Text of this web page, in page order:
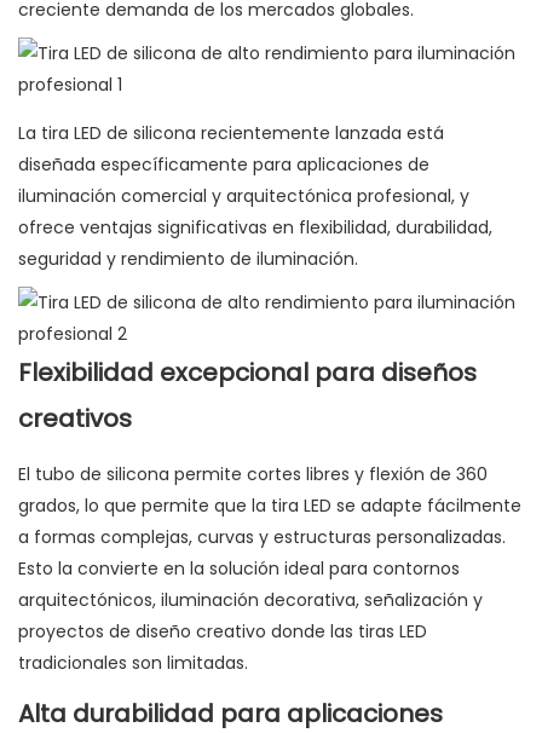
creciente demanda de los mercados globales.
La tira LED de silicona recientemente lanzada está
diseñada específicamente para aplicaciones de
iluminación comercial y arquitectónica profesional, y
ofrece ventajas significativas en flexibilidad, durabilidad,
seguridad y rendimiento de iluminación.
Flexibilidad excepcional para diseños
creativos
El tubo de silicona permite cortes libres y flexión de 360 ​​
grados, lo que permite que la tira LED se adapte fácilmente
a formas complejas, curvas y estructuras personalizadas.
Esto la convierte en la solución ideal para contornos
arquitectónicos, iluminación decorativa, señalización y
proyectos de diseño creativo donde las tiras LED
tradicionales son limitadas.
Alta durabilidad para aplicaciones